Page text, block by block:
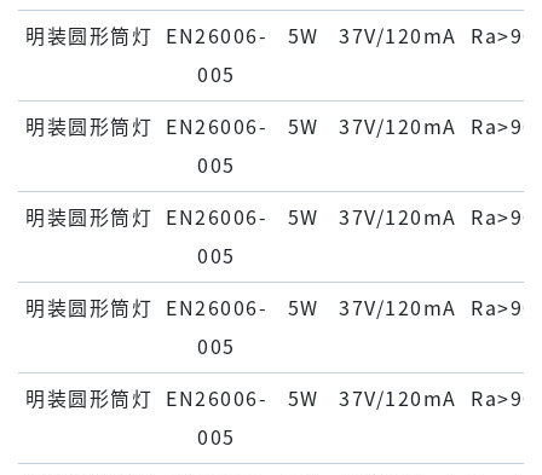
明装圆形筒灯
EN26006-
005
5W 37V/120mA Ra>90
明装圆形筒灯
EN26006-
005
5W 37V/120mA Ra>90
明装圆形筒灯
EN26006-
005
5W 37V/120mA Ra>90
明装圆形筒灯
EN26006-
005
5W 37V/120mA Ra>90
明装圆形筒灯
EN26006-
005
5W 37V/120mA Ra>90